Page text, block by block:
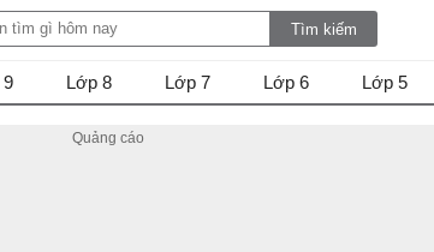
9 Lớp 8 Lớp 7 Lớp 6 Lớp 5